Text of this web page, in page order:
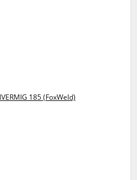
185 (FoxWeld)